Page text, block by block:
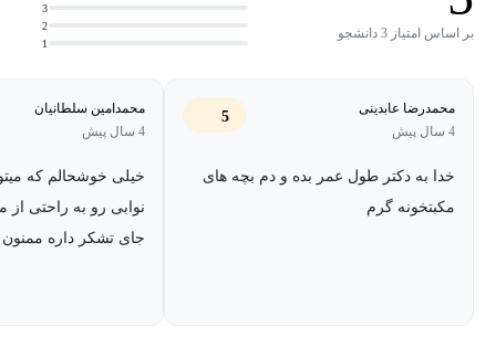
بر اساس امتیاز 3 دانشجو
1
2
3
محمدرضا عابدینی
4 سال پیش
5
خدا به دکتر طول عمر بده و دم بچه های
مکبتخونه گرم
محمدامین سلطانیان
4 سال پیش
خیلی خوشحالم که
نوابی رو به راحتی از
جای تشکر داره ممنون